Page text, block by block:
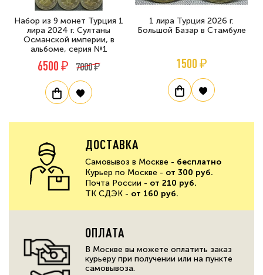
Набор из 9 монет Турция 1
лира 2024 г. Султаны
Османской империи, в
альбоме, серия №1
6500 ₽ 7000 ₽
1 лира Турция 2026 г.
Большой Базар в Стамбуле
1500 ₽
ДОСТАВКА
Самовывоз в Москве - бесплатно
Курьер по Москве - от 300 руб.
Почта России - от 210 руб.
ТК СДЭК - от 160 руб.
ОПЛАТА
В Москве вы можете оплатить заказ
курьеру при получении или на пункте
самовывоза.